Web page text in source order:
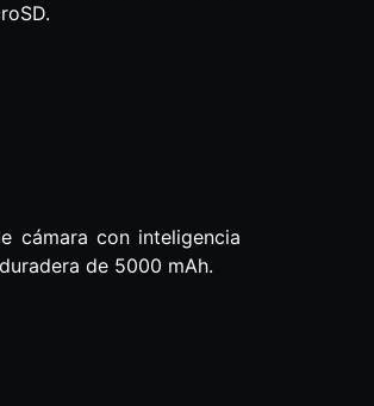
cámara con inteligencia
de 5000 mAh.